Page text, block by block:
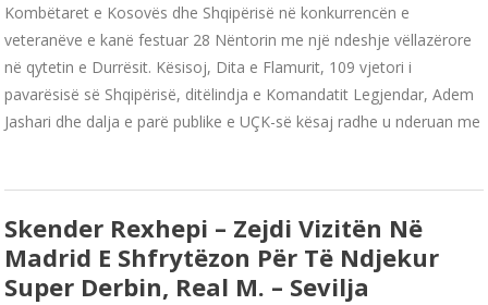
Kombëtaret e Kosovës dhe Shqipërisë në konkurrencën e
veteranëve e kanë festuar 28 Nëntorin me një ndeshje vëllazërore
në qytetin e Durrësit. Kësisoj, Dita e Flamurit, 109 vjetori i
pavarësisë së Shqipërisë, ditëlindja e Komandatit Legjendar, Adem
Jashari dhe dalja e parë publike e UÇK-së kësaj radhe u nderuan me
Skender Rexhepi – Zejdi Vizitën Në
Madrid E Shfrytëzon Për Të Ndjekur
Super Derbin, Real M. – Sevilja